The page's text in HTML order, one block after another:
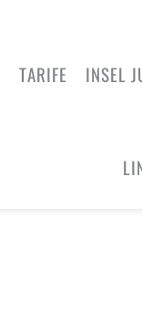
TARIFE INSEL